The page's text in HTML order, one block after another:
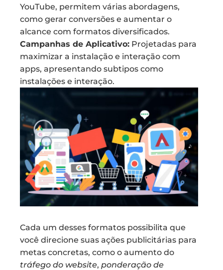
YouTube, permitem várias abordagens,
como gerar conversões e aumentar o
alcance com formatos diversificados.
Campanhas de Aplicativo: Projetadas para
maximizar a instalação e interação com
apps, apresentando subtipos como
instalações e interação.
Cada um desses formatos possibilita que
você direcione suas ações publicitárias para
metas concretas, como o aumento do
tráfego do website, ponderação de